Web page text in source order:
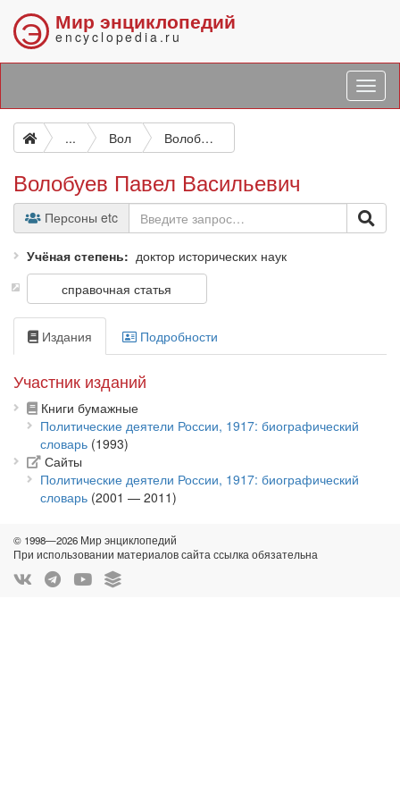
Э Мир энциклопедий
encyclopedia.ru
... Вол Волобуев Павел Васильевич
Волобуев Павел Васильевич
Персоны etc
Учёная степень
доктор исторических наук
справочная статья
Издания Подробности
Участник изданий
Книги бумажные
Политические деятели России, 1917: биографический
словарь (1993)
Сайты
Политические деятели России, 1917: биографический
словарь (2001 — 2011)
© 1998—2026 Мир энциклопедий
При использовании материалов сайта ссылка обязательна